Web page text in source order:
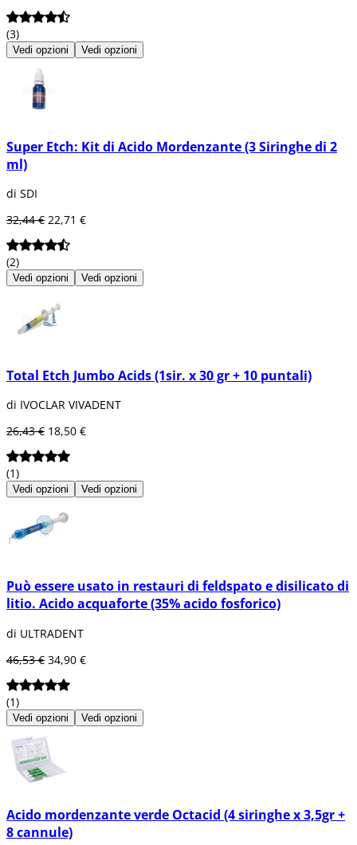
(3)
Vedi opzioni Vedi opzioni
Super Etch: Kit di Acido Mordenzante (3 Siringhe di 2
ml)
di SDI
32,44 € 22,71 €
(2)
Vedi opzioni Vedi opzioni
Total Etch Jumbo Acids (1sir. x 30 gr + 10 puntali)
di IVOCLAR VIVADENT
26,43 € 18,50 €
(1)
Vedi opzioni Vedi opzioni
Può essere usato in restauri di feldspato e disilicato di
litio. Acido acquaforte (35% acido fosforico)
di ULTRADENT
46,53 € 34,90 €
(1)
Vedi opzioni Vedi opzioni
Acido mordenzante verde Octacid (4 siringhe x 3,5gr +
8 cannule)